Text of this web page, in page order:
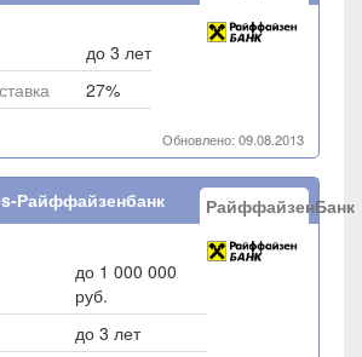
до 3 лет
27%
Обновлено: 09.08.2013
Райффайзенбанк РайффайзенБанк
до 1 000 000
руб.
до 3 лет